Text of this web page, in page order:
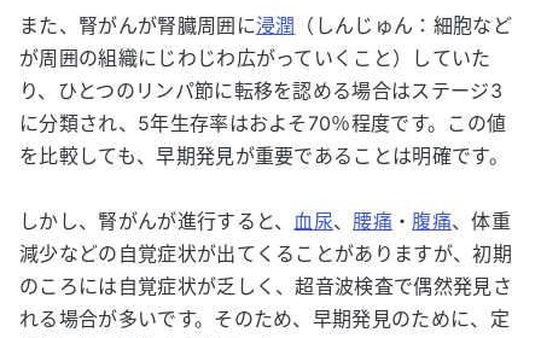
また、腎がんが腎臓周囲に浸潤
（しんじゅん：細胞など
が周囲の組織にじわじわ広がっていくこと）していた
り、ひとつのリンパ節に転移を認める場合はステージ3
に分類され、5年生存率はおよそ70％程度です。この値
を比較しても、早期発見が重要であることは明確です。
しかし、腎がんが進行すると、 血尿、 腰痛 ・ 腹痛、体重
減少などの自覚症状が出てくることがありますが、初期
のころには自覚症状が乏しく、超音波検査で偶然発見さ
れる場合が多いです。そのため、早期発見のために、定